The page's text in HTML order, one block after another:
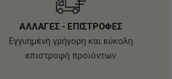
ΑΛΛΑΓΕΣ - ΕΠΙΣΤΡΟΦΕΣ
Εγγυημένη γρήγορη και εύκολη
επιστροφή προϊόντων